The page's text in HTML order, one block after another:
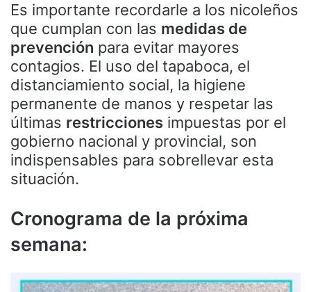
Es importante recordarle a los nicoleños
que cumplan con las medidas de
prevención para evitar mayores
contagios. El uso del tapaboca, el
distanciamiento social, la higiene
permanente de manos y respetar las
últimas restricciones impuestas por el
gobierno nacional y provincial, son
indispensables para sobrellevar esta
situación.
Cronograma de la próxima
semana: